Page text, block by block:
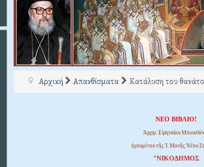
Αρχική Απανθίσματα Κατάλυση του
ΝΕΟ ΒΙΒΛΙΟ!
Ἀρχιμ. Εἰρηναίου
ἡγουμένου τῆς Ἱ. Μονῆς Νέου
"ΝΙΚΟΔΗΜΟΣ